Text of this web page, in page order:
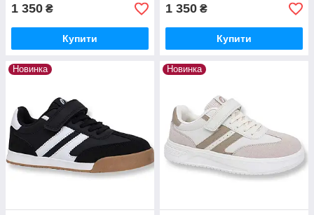
1 350 ₴
Купити
1 350 ₴
Купити
Новинка Новинка